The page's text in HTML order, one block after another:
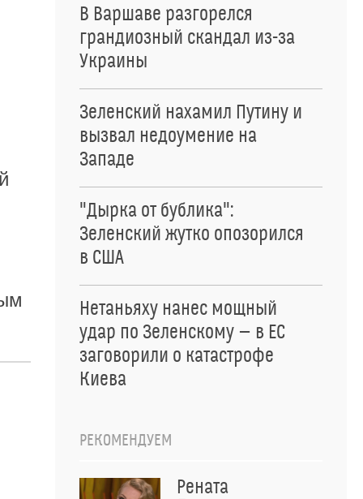
В Варшаве разгорелся
грандиозный скандал из-за
Украины
Зеленский нахамил Путину и
вызвал недоумение на
Западе
"Дырка от бублика":
Зеленский жутко опозорился
в США
Нетаньяху нанес мощный
удар по Зеленскому — в ЕС
заговорили о катастрофе
Киева
РЕКОМЕНДУЕМ
Рената